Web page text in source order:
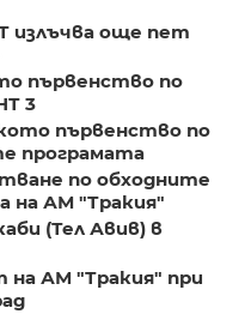
излъчва още пет
първенство по
3
първенство по
програмата
по обходните
на АМ "Тракия"
(Тел Авив) в
на АМ "Тракия" при